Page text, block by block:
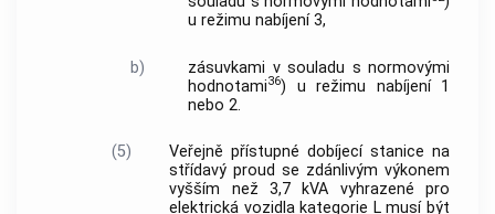
u režimu nabíjení 3,
b)
zásuvkami v souladu s normovými
hodnotami36) u režimu nabíjení 1
nebo 2.
(5)
Veřejně přístupné dobíjecí stanice na
střídavý proud se zdánlivým výkonem
vyšším než 3,7 kVA vyhrazené pro
elektrická vozidla kategorie L musí být